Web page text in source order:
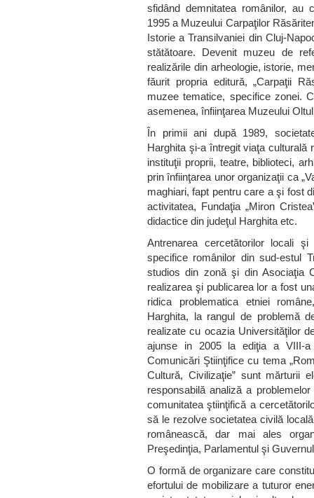
sfidând demnitatea românilor, au
1995 a Muzeului Carpaţilor
Istorie a Transilvaniei din Cluj-
stătătoare. Devenit muzeu de
realizările din arheologie, istorie,
făurit propria editură, „Carpaţii
muzee tematice, specifice zonei.
asemenea, înfiinţarea Muzeului
În primii ani după 1989,
Harghita şi-a întregit viaţa culturală
instituţii proprii, teatre, biblioteci,
prin înfiinţarea unor organizaţii ca
maghiari, fapt pentru care a şi fost
activitatea, Fundaţia „Miron
didactice din judeţul Harghita etc.
Antrenarea cercetătorilor locali
specifice românilor din sud-estul
studios din zonă şi din Asociaţia
realizarea şi publicarea lor a fost
ridica problematica etniei
Harghita, la rangul de problemă
realizate cu ocazia Universităţilor
ajunse in 2005 la ediţia a VIII-
Comunicări Ştiinţifice cu tema
Cultură, Civilizaţie” sunt mărturii
responsabilă analiză a
comunitatea ştiinţifică a
să le rezolve societatea civilă
românească, dar mai ales
Preşedinţia, Parlamentul şi
O formă de organizare care
efortului de mobilizare a tuturor